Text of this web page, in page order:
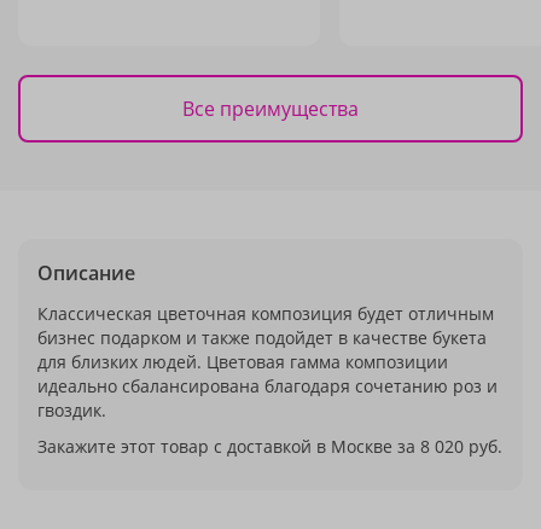
Все преимущества
Описание
Классическая цветочная композиция будет отличным
бизнес подарком и также подойдет в качестве букета
для близких людей. Цветовая гамма композиции
идеально сбалансирована благодаря сочетанию роз и
гвоздик.
Закажите этот товар с доставкой в Москве за 8 020 руб.